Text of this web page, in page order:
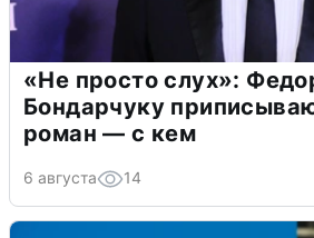
«Не просто слух»:
Бондарчуку
роман — с кем
6 августа 14